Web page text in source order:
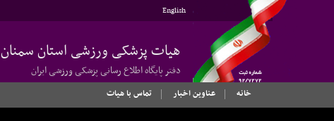
English
هیات پزشکی ورزشی استان سمنان
دفتر پایگاه اطلاع رسانی پزشکی ورزشی ایران
خانه
عناوین اخبار تماس با هیات